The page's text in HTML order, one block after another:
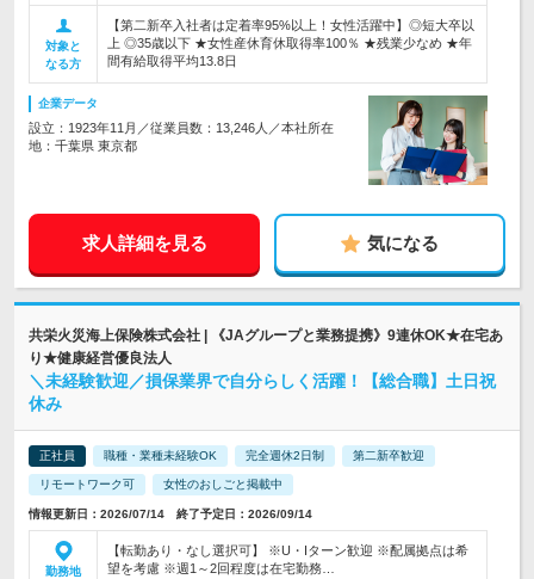
対象と
なる方
【第二新卒入社者は定着率95%以上！女性活躍中】◎短大卒以
上 ◎35歳以下 ★女性産休育休取得率100％ ★残業少なめ ★年
間有給取得平均13.8日
企業データ
設立：1923年11月／従業員数：13,246人／本社所在
地：千葉県 東京都
求人詳細を見る 気になる
共栄火災海上保険株式会社 | 《JAグループと業務提携》9連休OK★在宅あ
り★健康経営優良法人
＼未経験歓迎／損保業界で自分らしく活躍！【総合職】土日祝
休み
正社員 職種・業種未経験OK 完全週休2日制 第二新卒歓迎
リモートワーク可 女性のおしごと掲載中
情報更新日：2026/07/14 終了予定日：2026/09/14
勤務地
【転勤あり・なし選択可】 ※U・Iターン歓迎 ※配属拠点は希
望を考慮 ※週1～2回程度は在宅勤務…